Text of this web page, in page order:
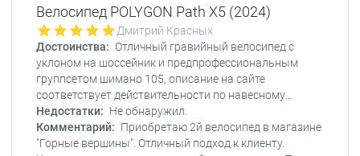
Велосипед POLYGON Path X5 (2024)
Дмитрий Красных
Достоинства:
уклоном на шоссейник и предпрофессиональным
группсетом шимано 105, описание на сайте
соответствует действительности по навесному
оборудованию и параметрам. Удобные
гидравлические пистолеты. Оси новатек Много бонок
на вилке, раме, дропаутах. Геометрия и
Недостатки: Не обнаружил.
Комментарий:
"Горные вершины". Отличный подход к клиенту.